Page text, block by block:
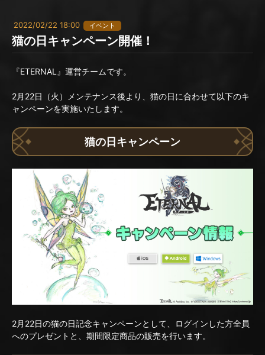
2022/02/22 18:00 イベント
猫の日キャンペーン開催！
『ETERNAL』運営チームです。
2月22日（火）メンテナンス後より、猫の日に合わせて以下のキ
ャンペーンを実施いたします。
猫の日キャンペーン
2月22日の猫の日記念キャンペーンとして、ログインした方全員
へのプレゼントと、期間限定商品の販売を行います。